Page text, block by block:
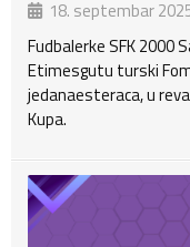
18. septembar
Fudbalerke SFK 2000
Etimesgutu turski
jedanaesteraca, u
Kupa.